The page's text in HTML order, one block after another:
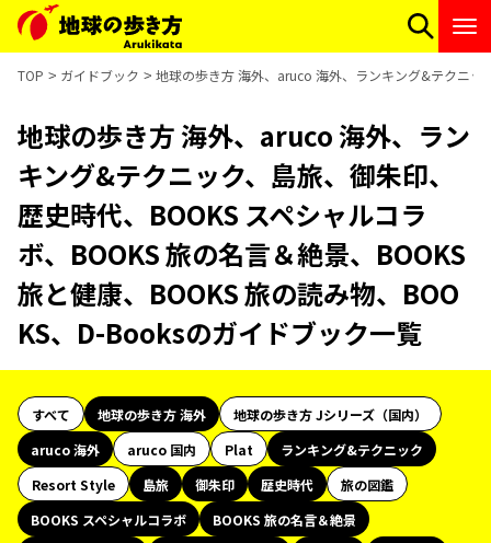
TOP ガイドブック 地球の歩き方 海外、aruco 海外、ランキング&テクニッ
地球の歩き方 海外、aruco 海外、ラン
キング&テクニック、島旅、御朱印、
歴史時代、BOOKS スペシャルコラ
ボ、BOOKS 旅の名言＆絶景、BOOKS
旅と健康、BOOKS 旅の読み物、BOO
KS、D-Booksのガイドブック一覧
すべて 地球の歩き方 海外
地球の歩き方 Jシリーズ（国内）
aruco 海外
aruco 国内 Plat
ランキング&テクニック
Resort Style
島旅 御朱印 歴史時代
旅の図鑑
BOOKS スペシャルコラボ
BOOKS 旅の名言＆絶景